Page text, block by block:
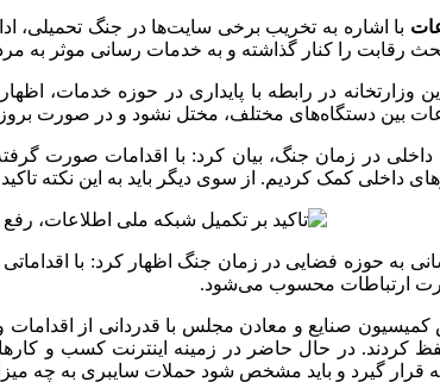
با اشاره به تخریب برخی سایت‌ها در جنگ تحمیلی،
بحث رقابت را کنار گذاشته و به خدمات رسانی موثر به
وزارتخانه در رابطه با پایداری در حوزه خدمات،
بین دستگاه‌های مختلف، مختل نشود و در صورت
در زمان جنگ، بیان کرد: با اقدامات صورت
داخلی کمک کردیم. از سوی دیگر باید به این نکته
به حوزه فضایی در زمان جنگ اظهار کرد: با
ارتباطات محسوب می‌شود.
کمیسیون صنایع و معادن مجلس با قدردانی از
کردند. در حال حاضر در زمینه اینترنت کسب و
قرار گیرد و باید مشخص شود حملات سایبری به چه